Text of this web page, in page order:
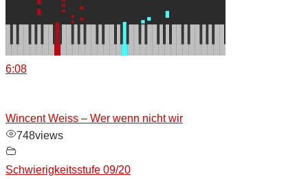
6:08
Wincent Weiss – Wer wenn nicht wir
748views
Schwierigkeitsstufe 09/20